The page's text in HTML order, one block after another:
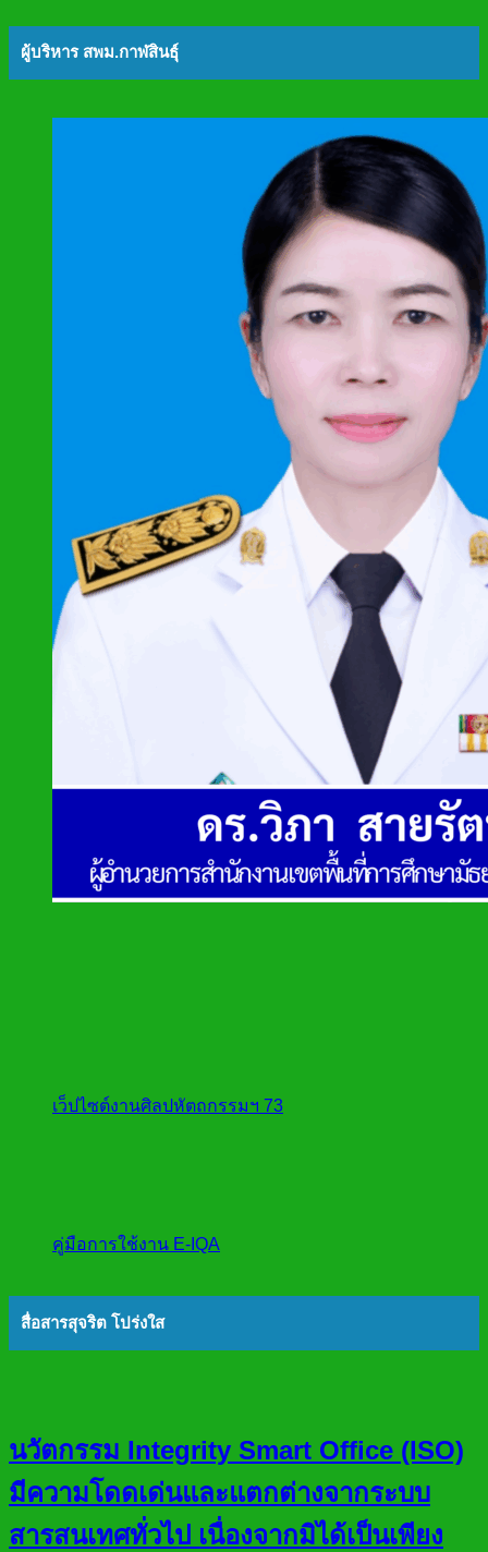
ผู้บริหาร สพม.กาฬสินธุ์
เว็ปไซต์งานศิลปหัตถกรรมฯ 73
คู่มือการใช้งาน E-IQA
สื่อสารสุจริต โปร่งใส
นวัตกรรม Integrity Smart Office (ISO)
มีความโดดเด่นและแตกต่างจากระบบ
สารสนเทศทั่วไป เนื่องจากมิได้เป็นเพียง